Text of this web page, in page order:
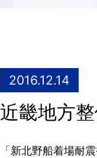
2016.12.14
近畿地方
「新北野船着場耐